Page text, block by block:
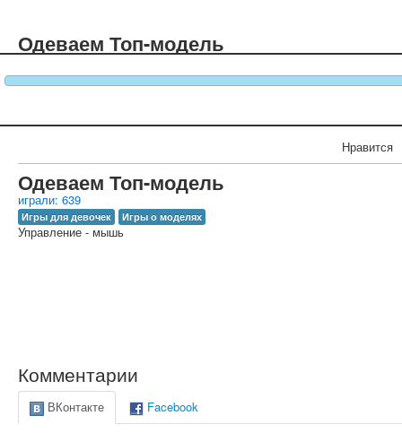
Одеваем Топ-модель
Нравится
Одеваем Топ-модель
играли: 639
Игры для девочек Игры о моделях
Управление - мышь
Комментарии
ВКонтакте Facebook